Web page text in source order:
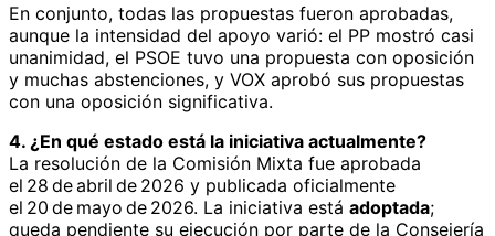
En conjunto, todas las propuestas fueron aprobadas,
aunque la intensidad del apoyo varió: el PP mostró casi
unanimidad, el PSOE tuvo una propuesta con oposición
y muchas abstenciones, y VOX aprobó sus propuestas
con una oposición significativa.
4. ¿En qué estado está la iniciativa actualmente?
La resolución de la Comisión Mixta fue aprobada
el 28 de abril de 2026 y publicada oficialmente
el 20 de mayo de 2026. La iniciativa está adoptada;
queda pendiente su ejecución por parte de la Consejería